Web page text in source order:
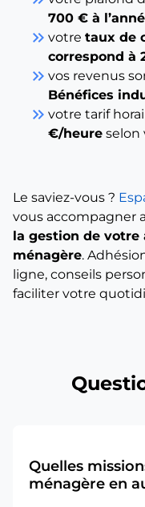
700 € à
keyboard_double_arrow_right votre taux de
correspond à
keyboard_double_arrow_right vos revenus
Bénéfices
keyboard_double_arrow_right votre tarif
€/heure selon
Le saviez-vous ?
vous accompagner
la gestion de votre
ménagère.
ligne, conseils
faciliter votre
Quelles
ménagère en